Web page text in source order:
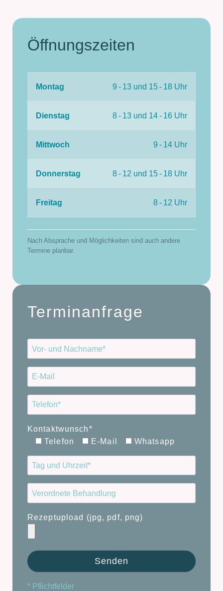
Öffnungszeiten
Montag 9 - 13 und 15 - 18 Uhr
Dienstag 8 - 13 und 14 - 16 Uhr
Mittwoch 9 - 14 Uhr
Donnerstag 8 - 12 und 15 - 18 Uhr
Freitag 8 - 12 Uhr
Nach Absprache und Möglichkeiten sind auch andere
Termine planbar.
Terminanfrage
Kontaktwunsch*
Telefon
E-Mail Whatsapp
Rezeptupload (jpg, pdf, png)
* Pflichtfelder